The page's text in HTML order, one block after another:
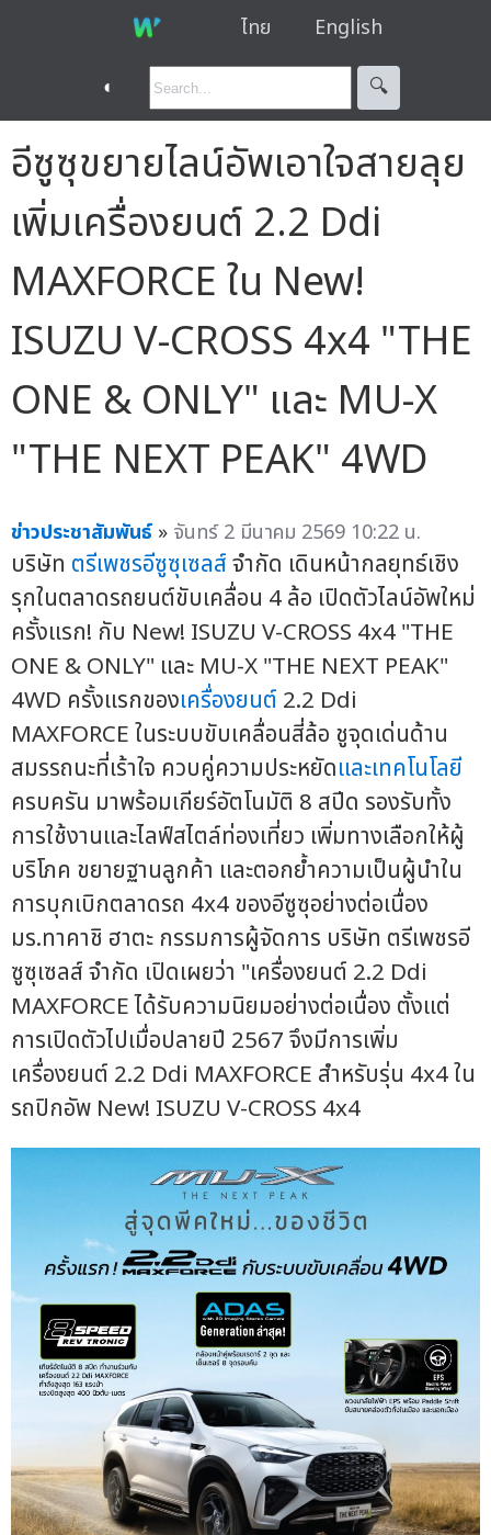
ไทย English
◐ 🔍︎
อีซูซุขยายไลน์อัพเอาใจสายลุย
เพิ่มเครื่องยนต์ 2.2 Ddi
MAXFORCE ใน New!
ISUZU V-CROSS 4x4 "THE
ONE & ONLY" และ MU-X
"THE NEXT PEAK" 4WD
ข่าวประชาสัมพันธ์ » จันทร์ 2 มีนาคม 2569 10:22 น.
บริษัท ตรีเพชรอีซูซุเซลส์จำกัด เดินหน้ากลยุทธ์เชิง
รุกในตลาดรถยนต์ขับเคลื่อน 4 ล้อ เปิดตัวไลน์อัพใหม่
ครั้งแรก! กับ New! ISUZU V-CROSS 4x4 "THE
ONE & ONLY" และ MU-X "THE NEXT PEAK"
4WD ครั้งแรกของเครื่องยนต์ 2.2 Ddi
MAXFORCE ในระบบขับเคลื่อนสี่ล้อ ชูจุดเด่นด้าน
สมรรถนะที่เร้าใจ ควบคู่ความประหยัดและเทคโนโลยี
ครบครัน มาพร้อมเกียร์อัตโนมัติ 8 สปีด รองรับทั้ง
การใช้งานและไลฟ์สไตล์ท่องเที่ยว เพิ่มทางเลือกให้ผู้
บริโภค ขยายฐานลูกค้า และตอกย้ำความเป็นผู้นำใน
การบุกเบิกตลาดรถ 4x4 ของอีซูซุอย่างต่อเนื่อง
มร.ทาคาชิ ฮาตะ กรรมการผู้จัดการ บริษัท ตรีเพชรอี
ซูซุเซลส์ จำกัด เปิดเผยว่า "เครื่องยนต์ 2.2 Ddi
MAXFORCE ได้รับความนิยมอย่างต่อเนื่อง ตั้งแต่
การเปิดตัวไปเมื่อปลายปี 2567 จึงมีการเพิ่ม
เครื่องยนต์ 2.2 Ddi MAXFORCE สำหรับรุ่น 4x4 ใน
รถปิกอัพ New! ISUZU V-CROSS 4x4